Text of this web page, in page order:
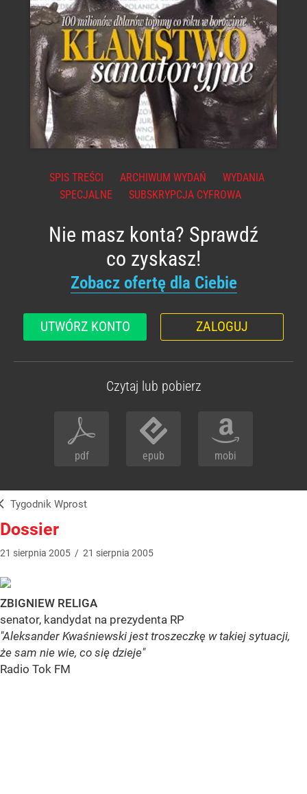
SPIS TREŚCI ARCHIWUM WYDAŃ
WYDANIA
SPECJALNE
SUBSKRYPCJA CYFROWA
Nie masz konta? Sprawdź
co zyskasz!
Zobacz ofertę dla Ciebie
UTWÓRZ KONTO ZALOGUJ
Czytaj lub pobierz
pdf epub mobi
Tygodnik Wprost
Dossier
21 sierpnia 2005 / 21 sierpnia 2005
ZBIGNIEW RELIGA
senator, kandydat na prezydenta RP
"Aleksander Kwaśniewski jest troszeczkę w takiej sytuacji,
że sam nie wie, co się dzieje"
Radio Tok FM